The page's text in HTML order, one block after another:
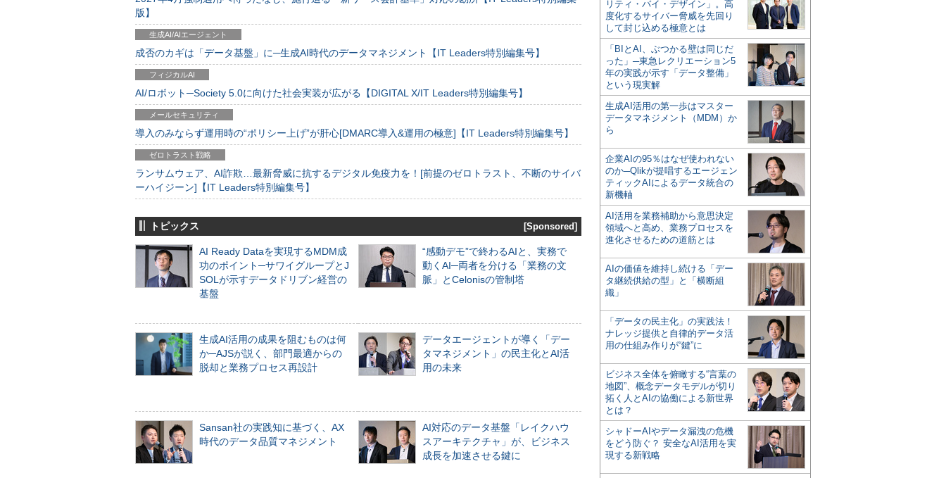
版】
生成AI/AIエージェント
成否のカギは「データ基盤」に─生成AI時代のデータマネジメント【IT Leaders特別編集号】
フィジカルAI
AI/ロボット─Society 5.0に向けた社会実装が広がる【DIGITAL X/IT Leaders特別編集号】
メールセキュリティ
導入のみならず運用時の“ポリシー上げ”が肝心[DMARC導入&運用の極意]【IT Leaders特別編集号】
ゼロトラスト戦略
ランサムウェア、AI詐欺…最新脅威に抗するデジタル免疫力を！[前提のゼロトラスト、不断のサイバ
ーハイジーン]【IT Leaders特別編集号】
トピックス [Sponsored]
AI Ready Dataを実現するMDM成
功のポイント─サワイグループとJ
SOLが示すデータドリブン経営の
基盤
“感動デモ”で終わるAIと、実務で
動くAI─両者を分ける「業務の文
脈」とCelonisの管制塔
生成AI活用の成果を阻むものは何
か─AJSが説く、部門最適からの
脱却と業務プロセス再設計
データエージェントが導く「デー
タマネジメント」の民主化とAI活
用の未来
Sansan社の実践知に基づく、AX
時代のデータ品質マネジメント
AI対応のデータ基盤「レイクハウ
スアーキテクチャ」が、ビジネス
成長を加速させる鍵に
リティ・バイ・デザイン」。高
度化するサイバー脅威を先回り
して封じ込める極意とは
「BIとAI、ぶつかる壁は同じだ
った」─東急レクリエーション5
年の実践が示す「データ整備」
という現実解
生成AI活用の第一歩はマスター
データマネジメント（MDM）か
ら
企業AIの95％はなぜ使われない
のか─Qlikが提唱するエージェン
ティックAIによるデータ統合の
新機軸
AI活用を業務補助から意思決定
領域へと高め、業務プロセスを
進化させるための道筋とは
AIの価値を維持し続ける「デー
タ継続供給の型」と「横断組
織」
「データの民主化」の実践法！
ナレッジ提供と自律的データ活
用の仕組み作りが“鍵”に
ビジネス全体を俯瞰する“言葉の
地図”、概念データモデルが切り
拓く人とAIの協働による新世界
とは？
シャドーAIやデータ漏洩の危機
をどう防ぐ？ 安全なAI活用を実
現する新戦略